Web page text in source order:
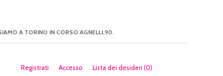
A TORINO IN CORSO AGNELLI,90.
Registrati Accesso Lista dei desideri (0)